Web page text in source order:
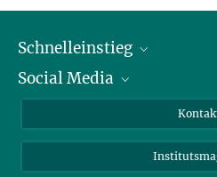
Schnelleinstieg
Alumni
Social Media
Facebook